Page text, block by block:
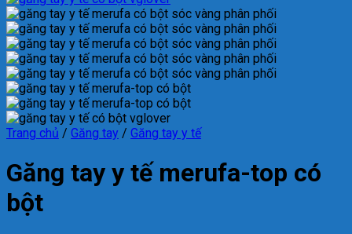
Trang chủ / Găng tay / Găng tay y tế
Găng tay y tế merufa-top có
bột